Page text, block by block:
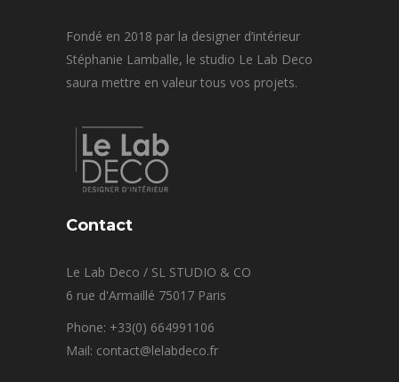
Fondé en 2018 par la designer d’intérieur
Stéphanie Lamballe, le studio Le Lab Deco
saura mettre en valeur tous vos projets.
Contact
Le Lab Deco / SL STUDIO & CO
6 rue d'Armaillé 75017 Paris
Phone: +33(0) 664991106
Mail: contact@lelabdeco.fr